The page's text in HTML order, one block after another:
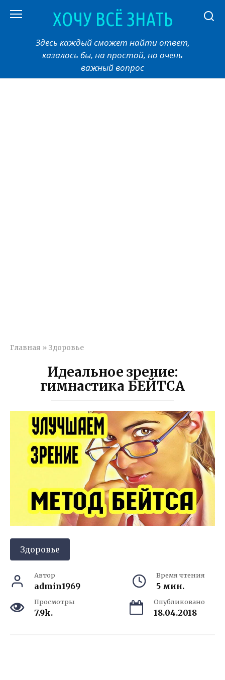
ХОЧУ ВСЁ ЗНАТЬ
Здесь каждый сможет найти ответ,
казалось бы, на простой, но очень
важный вопрос
Главная » Здоровье
Идеальное зрение:
гимнастика БЕЙТСА
Здоровье
Автор
admin1969
Время чтения
5 мин.
Просмотры
7.9k.
Опубликовано
18.04.2018